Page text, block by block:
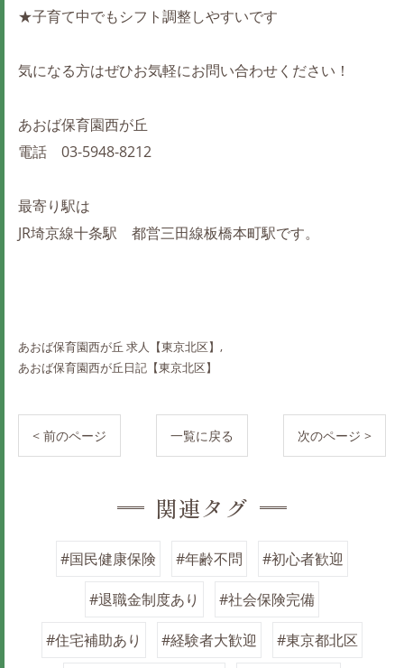
★子育て中でもシフト調整しやすいです
気になる方はぜひお気軽にお問い合わせください！
あおば保育園西が丘
電話 03-5948-8212
最寄り駅は
JR埼京線十条駅 都営三田線板橋本町駅です。
あおば保育園西が丘 求人【東京北区】
あおば保育園西が丘日記【東京北区】
< 前のページ 一覧に戻る 次のページ >
関連タグ
#国民健康保険 #年齢不問 #初心者歓迎
#退職金制度あり #社会保険完備
#住宅補助あり #経験者大歓迎 #東京都北区